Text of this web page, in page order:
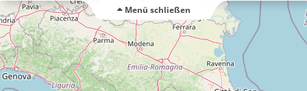
Menü schließen